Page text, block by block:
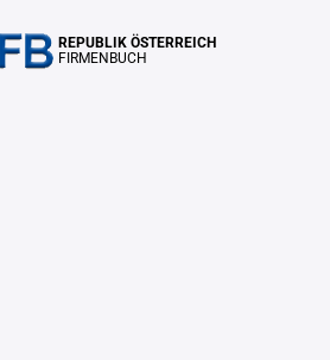
REPUBLIK ÖSTERREICH
FIRMENBUCH